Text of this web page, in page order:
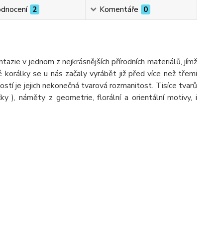
2 Komentáře 0
v jednom z nejkrásnějších přírodních materiálů, jímž
korálky se u nás začaly vyrábět již před více než třemi
je jejich nekonečná tvarová rozmanitost. Tisíce tvarů
), náměty z geometrie, florální a orientální motivy, i